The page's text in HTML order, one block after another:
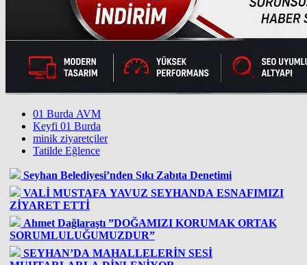
01 Burda AVM
Keyfi 01 Burda
minik ziyaretçiler
Tatilde Eğlence
Seyhan Belediyesi’nden Sıkı Zabıta Denetimi
VALİ MUSTAFA YAVUZ SEYHANDA ESNAFIMIZI
ZİYARET ETTİ
Ahmet Dağlaraştı ”DOĞAMIZI KORUMAK ORTAK
SORUMLULUĞUMUZDUR”
SEYHAN’DA MAHALLELERİN SESİ